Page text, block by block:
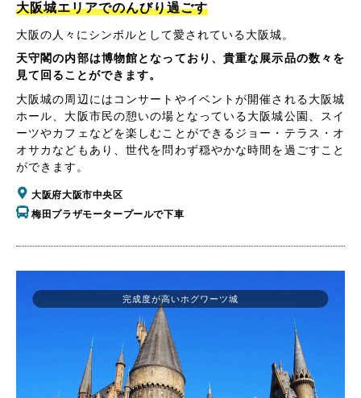
大阪城エリアでのんびり過ごす
大阪の人々にシンボルとして愛されている大阪城。
天守閣の内部は博物館となっており、貴重な展示品の数々を
見て回ることができます。
大阪城の周辺にはコンサートやイベントが開催される大阪城
ホール、大阪市民の憩いの場となっている大阪城公園、スイ
ーツやカフェなどを楽しむことができるジョー・テラス・オ
オサカなどもあり、世代を問わず穏やかな時間を過ごすこと
ができます。
大阪府大阪市中央区
梅田プラザモータープールで下車
完成度が高いホグワーツ城